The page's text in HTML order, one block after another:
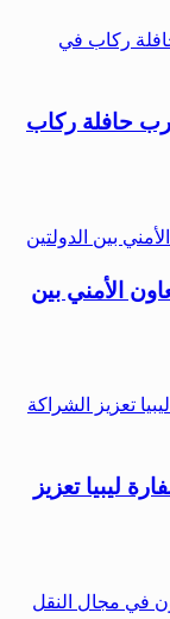
حافلة ركاب
الأمني بين
ليبيا تعزيز